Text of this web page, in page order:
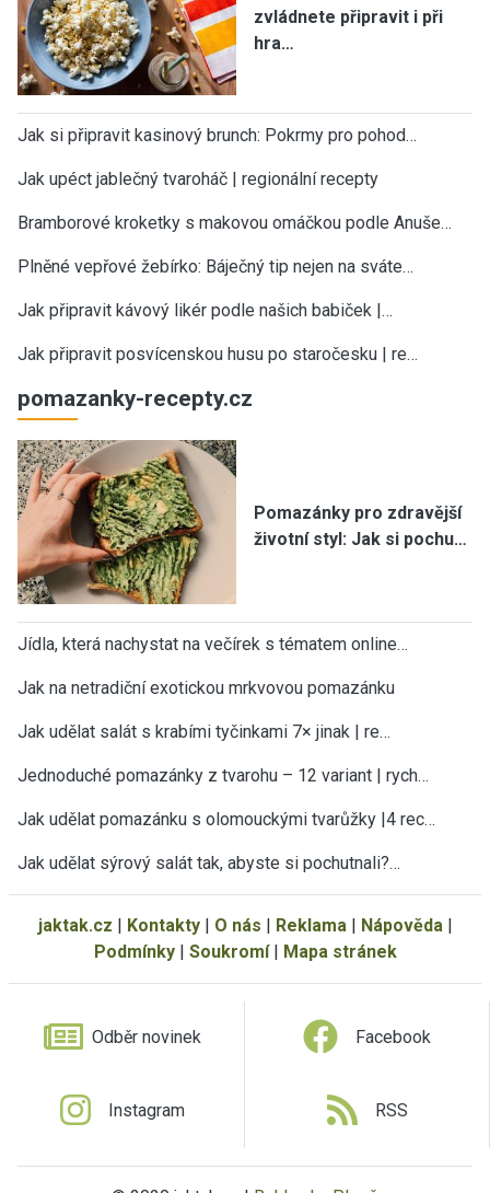
zvládnete připravit i při
hra…
Jak si připravit kasinový brunch: Pokrmy pro pohod…
Jak upéct jablečný tvaroháč | regionální recepty
Bramborové kroketky s makovou omáčkou podle Anuše…
Plněné vepřové žebírko: Báječný tip nejen na sváte…
Jak připravit kávový likér podle našich babiček |…
Jak připravit posvícenskou husu po staročesku | re…
pomazanky-recepty.cz
Pomazánky pro zdravější
životní styl: Jak si pochu…
Jídla, která nachystat na večírek s tématem online…
Jak na netradiční exotickou mrkvovou pomazánku
Jak udělat salát s krabími tyčinkami 7× jinak | re…
Jednoduché pomazánky z tvarohu – 12 variant | rych…
Jak udělat pomazánku s olomouckými tvarůžky |4 rec…
Jak udělat sýrový salát tak, abyste si pochutnali?…
jaktak.cz | Kontakty| O nás | Reklama | Nápověda |
Podmínky| Soukromí| Mapa stránek
Odběr novinek Facebook
Instagram RSS